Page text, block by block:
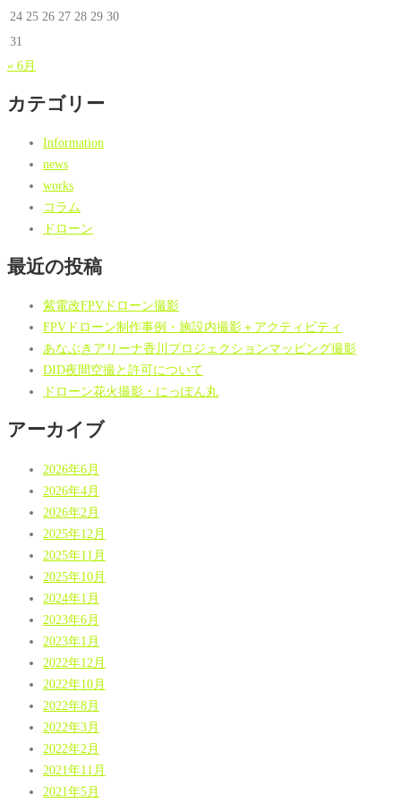
24 25 26 27 28 29 30
31
« 6月
カテゴリー
Information
news
works
コラム
ドローン
最近の投稿
紫電改FPVドローン撮影
FPVドローン制作事例・施設内撮影＋アクティビティ
あなぶきアリーナ香川プロジェクションマッピング撮影
DID夜間空撮と許可について
ドローン花火撮影・にっぽん丸
アーカイブ
2026年6月
2026年4月
2026年2月
2025年12月
2025年11月
2025年10月
2024年1月
2023年6月
2023年1月
2022年12月
2022年10月
2022年8月
2022年3月
2022年2月
2021年11月
2021年5月